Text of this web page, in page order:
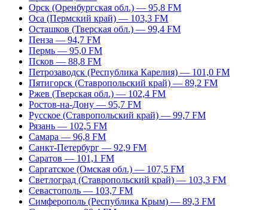
Орск (Оренбургская обл.) — 95,8 FM
Оса (Пермский край) — 103,3 FM
Осташков (Тверская обл.) — 99,4 FM
Пенза — 94,7 FM
Пермь — 95,0 FM
Псков — 88,8 FM
Петрозаводск (Республика Карелия) — 101,0 FM
Пятигорск (Ставропольский край) — 89,2 FM
Ржев (Тверская обл.) — 102,4 FM
Ростов-на-Дону — 95,7 FM
Русское (Ставропольский край) — 99,7 FM
Рязань — 102,5 FM
Самара — 96,8 FM
Санкт-Петербург — 92,9 FM
Саратов — 101,1 FM
Саргатское (Омская обл.) — 107,5 FM
Светлоград (Ставропольский край) — 103,3 FM
Севастополь — 103,7 FM
Симферополь (Республика Крым) — 89,3 FM